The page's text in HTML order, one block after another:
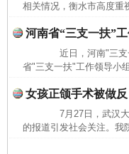
相关情况，衡水市高度重
河南省“三支一扶”
近日，河南"三支
省"三支一扶"工作领导小
女孩正颌手术被做
7月27日，武汉大
的报道引发社会关注。我
完善运行机制助